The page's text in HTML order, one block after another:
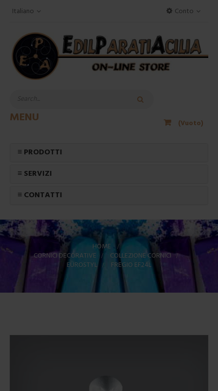
Conto
Italiano
(Vuoto)
MENU
≡ PRODOTTI
≡ SERVIZI
≡ CONTATTI
HOME
>
CORNICI DECORATIVE > COLLEZIONE CORNICI >
EUROSTYL > FREGIO EF24L